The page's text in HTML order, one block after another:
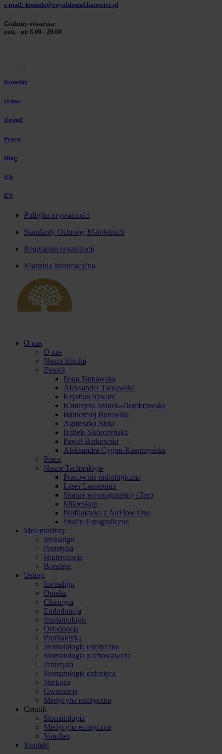
e-mail: kontakt@royaldental.katowice.pl
Godziny otwarcia:
pon. - pt: 8.00 - 20.00
Kontakt
O nas
Zespół
Praca
Blog
UA
EN
Polityka prywatności
Standardy Ochrony Małoletnich
Regulamin organizacji
Klauzula informacyjna
O nas
O nas
Nasza klinika
Zespół
Ilona Tarnawska
Aleksander Tarnawski
Krystian Szwarc
Katarzyna Stanek–Dombrowska
Bartłomiej Borowski
Agnieszka Słota
Izabela Skórczyńska
Paweł Batkowski
Aleksandra Cygon-Kasprzyńska
Praca
Nasze Technologie
Pracownia radiologiczna
Laser Lasotronix
Skaner wewnątrzustny iTero
Mikroskop
Profilaktyka z AirFlow One
Studio Fotograficzne
Metamorfozy
Invisalign
Protetyka
Higienizacja
Bonding
Usługi
Invisalign
Opieka
Chirurgia
Endodoncja
Implantologia
Ortodoncja
Profilaktyka
Stomatologia estetyczna
Stomatologia zachowawcza
Protetyka
Stomatologia dziecięca
Narkoza
Gwarancja
Medycyna estetyczna
Cennik
Stomatologia
Medycyna estetyczna
Voucher
Kontakt